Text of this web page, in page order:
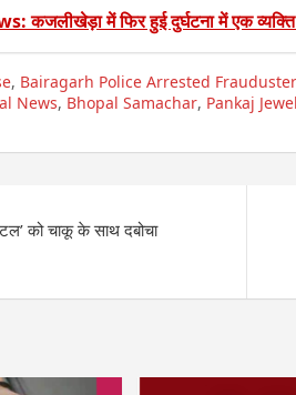
कजलीखेड़ा में फिर हुई दुर्घटना में एक व्यक्ति
, Bairagarh Police Arrested
News, Bhopal Samachar, Pankaj
को चाकू के साथ दबोचा